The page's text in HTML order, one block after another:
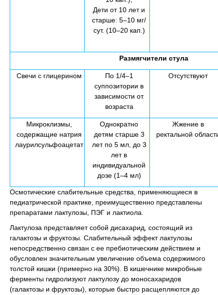
Дети от 10 лет и
старше: 5–10 мг/
сут. (10–20 кап.)
Размягчители стула
Свечи с глицерином
По 1/4–1
суппозитории в
зависимости от
возраста
Отсутствуют
Микроклизмы,
содержащие натрия
лаурилсульфоацетат
Однократно
детям старше 3
лет по 5 мл, до 3
лет в
индивидуальной
дозе (1–4 мл)
Жжение в
ректальной
Осмотические слабительные средства, применяющиеся в
педиатрической практике, преимущественно представлены
препаратами лактулозы, ПЭГ и лактиола.
Лактулоза представляет собой дисахарид, состоящий из
галактозы и фруктозы. Слабительный эффект лактулозы
непосредственно связан с ее пребиотическим действием и
обусловлен значительным увеличение объема содержимого
толстой кишки (примерно на 30%). В кишечнике микробные
ферменты гидролизуют лактулозу до моносахаридов
(галактозы и фруктозы), которые быстро расщепляются до